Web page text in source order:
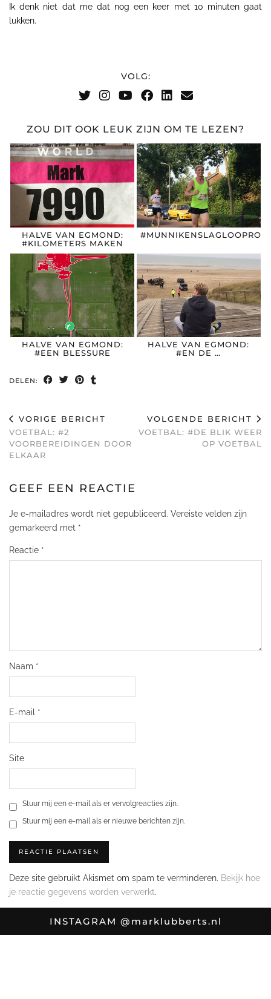
Ik denk niet dat me dat nog een keer met 10 minuten gaat
lukken.
VOLG:
ZOU DIT OOK LEUK ZIJN OM TE LEZEN?
HALVE VAN EGMOND:
#KILOMETERS MAKEN
HALVE VAN EGMOND:
#EEN BLESSURE
HALVE VAN EGMOND:
#EN DE …
DELEN:
VORIGE BERICHT
VOETBAL: #2
VOORBEREIDINGEN DOOR
ELKAAR
VOLGENDE BERICHT
VOETBAL: #DE BLIK WEER
OP VOETBAL
GEEF EEN REACTIE
Je e-mailadres wordt niet gepubliceerd. Vereiste velden zijn
gemarkeerd met *
Reactie *
Naam *
E-mail *
Site
Stuur mij een e-mail als er vervolgreacties zijn.
Stuur mij een e-mail als er nieuwe berichten zijn.
Deze site gebruikt Akismet om spam te verminderen. Bekijk hoe
je reactie gegevens worden verwerkt.
INSTAGRAM @marklubberts.nl